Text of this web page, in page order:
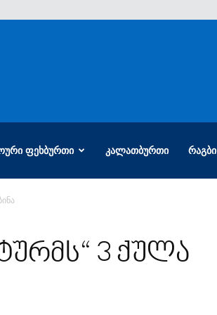
ᲤᲔᲮᲑᲣᲠᲗᲘ ᲙᲐᲚᲐᲗᲑᲣᲠᲗᲘ ᲠᲐᲒᲑᲘ
3 ქულა